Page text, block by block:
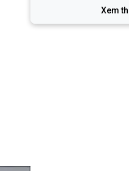
Xem